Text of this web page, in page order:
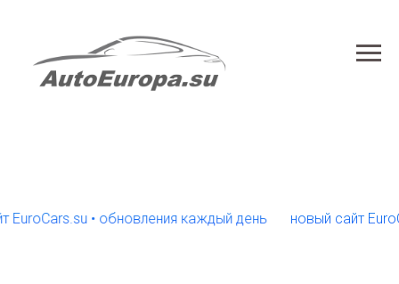
• обновления каждый день новый сайт